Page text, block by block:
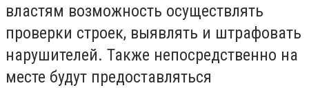
властям возможность осуществлять
проверки строек, выявлять и штрафовать
нарушителей. Также непосредственно на
месте будут предоставляться